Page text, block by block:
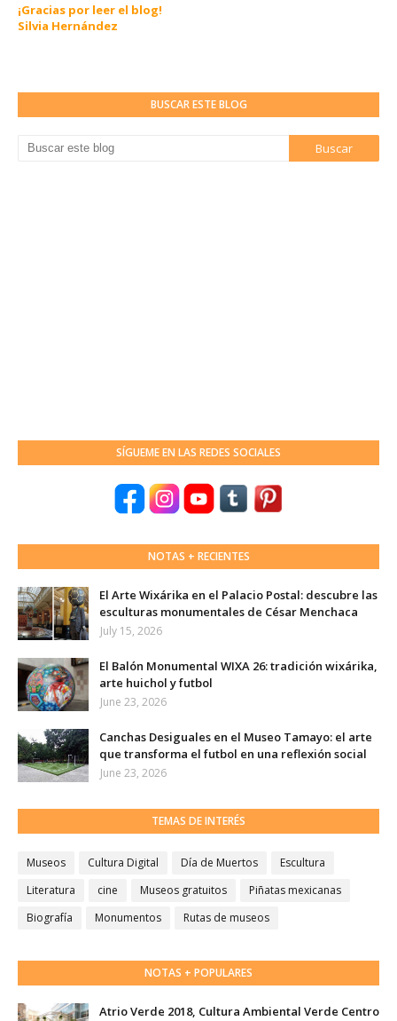
¡Gracias por leer el blog!
Silvia Hernández
BUSCAR ESTE BLOG
SÍGUEME EN LAS REDES SOCIALES
NOTAS + RECIENTES
El Arte Wixárika en el Palacio Postal: descubre las
esculturas monumentales de César Menchaca
July 15, 2026
El Balón Monumental WIXA 26: tradición wixárika,
arte huichol y futbol
June 23, 2026
Canchas Desiguales en el Museo Tamayo: el arte
que transforma el futbol en una reflexión social
June 23, 2026
TEMAS DE INTERÉS
Museos Cultura Digital Día de Muertos
Escultura
Literatura
cine Museos gratuitos
Piñatas mexicanas
Biografía
Monumentos Rutas de museos
NOTAS + POPULARES
Atrio Verde 2018, Cultura Ambiental Verde Centro